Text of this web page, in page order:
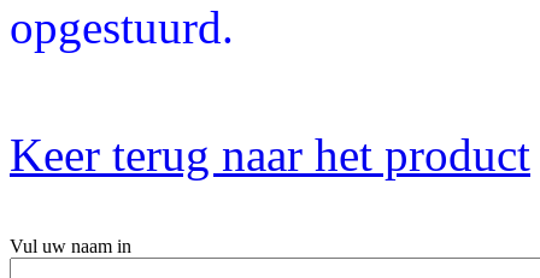
opgestuurd.
Keer terug naar het product
Vul uw naam in